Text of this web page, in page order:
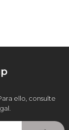
ello, consulte